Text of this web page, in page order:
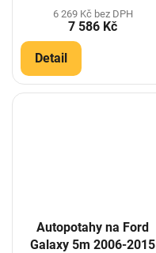
6 269 Kč bez DPH
7 586 Kč
Detail
Autopotahy na Ford
Galaxy 5m 2006-2015